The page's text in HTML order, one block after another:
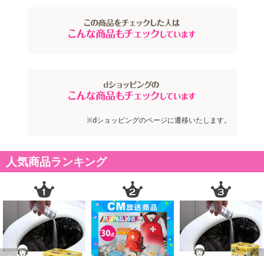
※dショッピングのページに遷移いたします。
人気商品ランキング